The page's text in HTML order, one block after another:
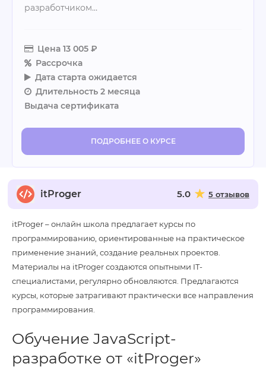
разработчиком…
Цена 13 005 ₽
Рассрочка
Дата старта ожидается
Длительность 2 месяца
Выдача сертификата
ПОДРОБНЕЕ О КУРСЕ
itProger 5.0 5 отзывов
itProger – онлайн школа предлагает курсы по
программированию, ориентированные на практическое
применение знаний, создание реальных проектов.
Материалы на itProger создаются опытными IT-
специалистами, регулярно обновляются. Предлагаются
курсы, которые затрагивают практически все направления
программирования.
Обучение JavaScript-
разработке от «itProger»